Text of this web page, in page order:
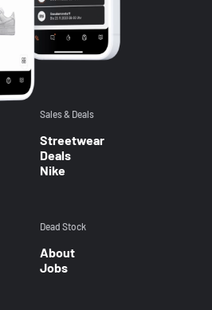
Sales & Deals
Streetwear
Deals
Nike
Dead Stock
About
Jobs